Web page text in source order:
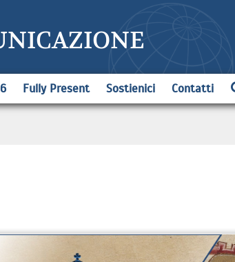
Fully Present Sostienici Contatti